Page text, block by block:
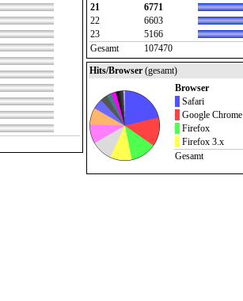
21
6771
22
6603
23
5166
Gesamt
107470
Hits/Browser (gesamt)
Browser
Safari
Google Chrome
Firefox
Firefox 3.x
Gesamt